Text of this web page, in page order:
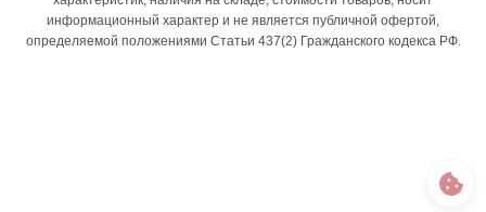
информационный характер и не является публичной офертой,
определяемой положениями Статьи 437(2) Гражданского кодекса РФ.